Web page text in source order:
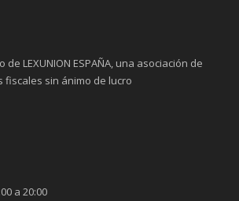
LEXUNION ESPAÑA, una asociación de
fiscales sin ánimo de lucro
a 20:00